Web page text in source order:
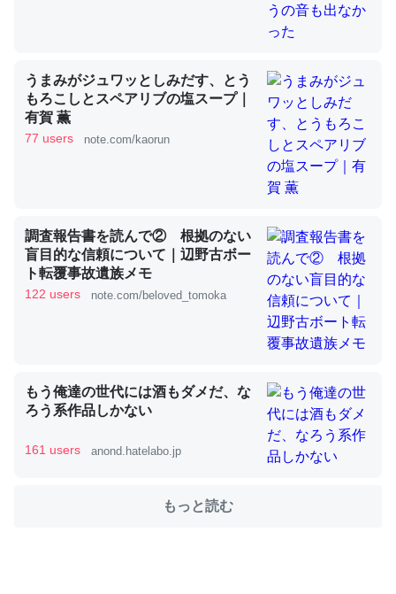
─ニュース :: 【研究発表】昆虫学の大問題＝「昆虫はなぜ海にいな
これを元に考えるとカルシウムを大量に使う脊椎動物と貝
類は苦労してるんだな…。腹足類だと殻を無くしてナメク
ウチもEchoを実家に置いて４年。でたまに覗いてる。ぼ
ちぼちRingも置こうかと画策中。あと、Googleマップで
これ見て生きてるなって分かる。
─たまにLINEするくらいだった遠方の父67歳と僕。ITツール導入で
コミュニケーションが劇的に変化した｜tayorini by LIFULL介護
うまみがジュワッとしみだす、とう
もろこしとスペアリブの塩スープ｜
有賀 薫
77 users note.com/kaorun
調査報告書を読んで② 根拠のない
盲目的な信頼について｜辺野古ボー
ト転覆事故遺族メモ
122 users note.com/beloved_tomoka
もう俺達の世代には酒もダメだ、な
ろう系作品しかない
161 users anond.hatelabo.jp
もっと読む